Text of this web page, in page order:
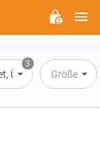
3
Übernachtung
Größe